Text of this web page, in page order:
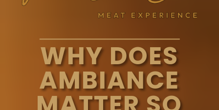
WHY DOES
AMBIANCE